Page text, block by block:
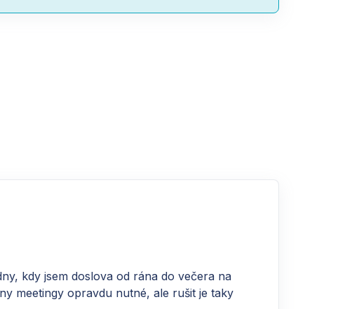
kdy jsem doslova od rána do večera na
meetingy opravdu nutné, ale rušit je taky